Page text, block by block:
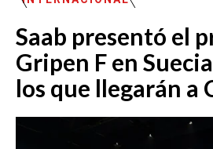
EMISIÓN 12:30
EMISIÓN 7:00
Saab presentó el
Gripen F en
los que llegarán a